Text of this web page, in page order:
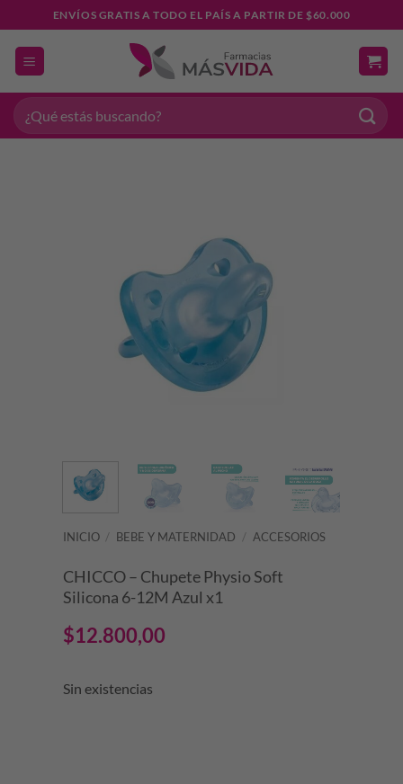
al
contenido
ENVÍOS GRATIS A TODO EL PAÍS A PARTIR DE $60.000
Buscar
por:
INICIO / BEBE Y MATERNIDAD / ACCESORIOS
CHICCO – Chupete Physio Soft
Silicona 6-12M Azul x1
$12.800,00
Sin existencias